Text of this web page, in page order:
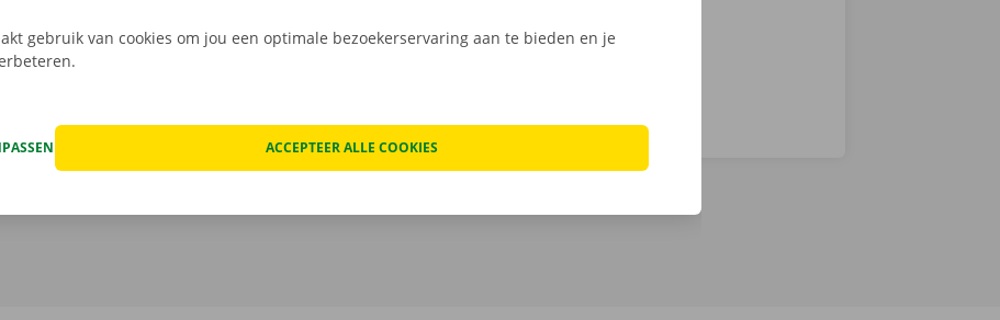
gebruik van cookies om jou een optimale bezoekerservaring aan te bieden en je
ACCEPTEER ALLE COOKIES